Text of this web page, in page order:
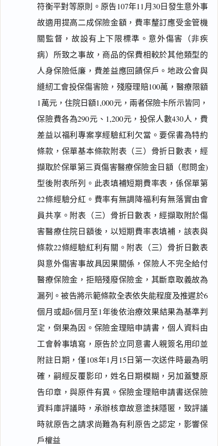
符衡平對等原則。原告107年11月30日發生意外事
故適用提高二成保險金額，費率釐訂應受金管機
關監督，故設有上下限標準。意外傷害（非疾
病）所致之事故，商品的保費相較於其他類型的
人身保險低廉，費差益應回饋保戶。地政公會與
縫紉工會投保傷害險，殘廢理賠100萬，醫療限額
1萬元，住院日額1,000元，兩者保險卡所示皆同，
保險費各為290元、1,200元，投保人數430人，費
差益以福利專案享經驗紅利欠當。要保書為特約
條款，保單基本條款附表（三）骨折日數表，經
擷取於保單第三頁傷害醫療保險金日額（慰問金)
型後附表所列。此表填補短期費率表，係保單第
22條經驗分紅。費率有無調降福利有無落實由會
員共享。附表（三）骨折日數表，經擷取附於傷
害醫療住院日額後，以短期費率表填補，該表與
條款22條經驗紅利有關。附表（三）骨折日數表
與意外傷害事故具因果關係，保險人不完全給付
醫療保險金，拒賠殘廢保險金，其斷章取義故為
漏列。被告將示範條款全表依失能程度及推遲於6
個月或超6個月至1年後依治療效果結果為基準判
定，倒果為因。保險金理賠申請書，個人資料由
工會幹事填寫，原告於立同意書人親簽名用印並
附註日期，僅108年1月15日第一次送件時最為明
確，嗣經反覆影印，姓名日期模糊，另加蓋雙原
告印章，與原件有異。保險金理賠申請書送保險
資料庫評議時，承辦核章故意塗抹隱匿，致評議
時就原告之請求尚難為有利原告之認定，影響保
戶權益